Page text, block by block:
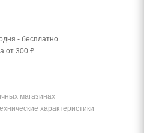
- бесплатно
от 300 ₽
магазинах
характеристики